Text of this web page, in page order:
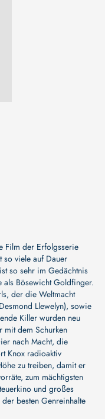
Film der Erfolgsserie
so viele auf Dauer
so sehr im Gedächtnis
Bösewicht Goldfinger.
der die Weltmacht
Llewelyn), sowie
Killer wurden neu
mit dem Schurken
nach Macht, die
Knox radioaktiv
zu treiben, damit er
zum mächtigsten
und großes
besten Genreinhalte